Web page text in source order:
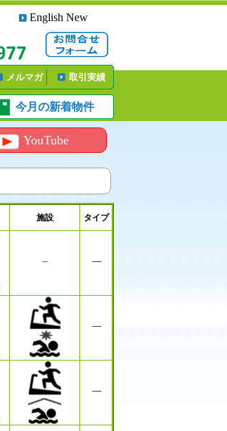
English New
メルマガ 取引実績
今月の新着物件
YouTube
施設 タイプ